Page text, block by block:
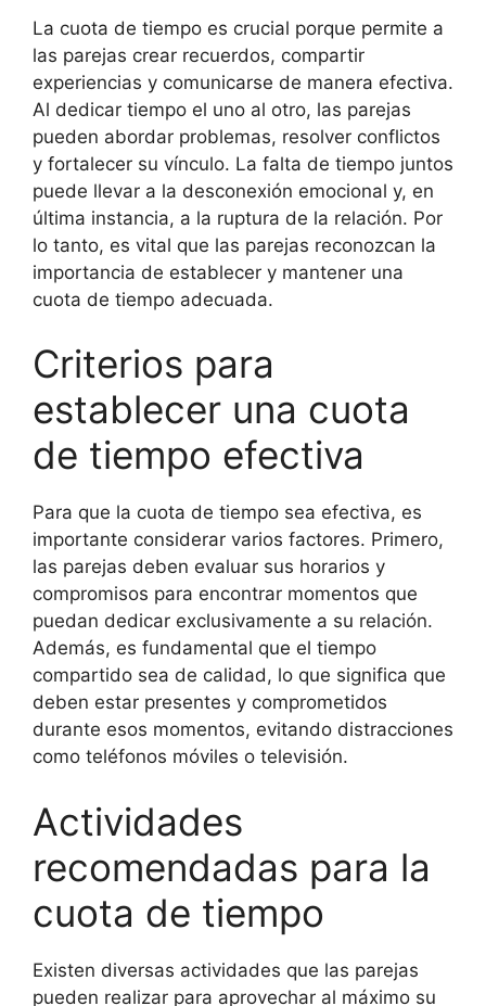
La cuota de tiempo es crucial porque permite a
las parejas crear recuerdos, compartir
experiencias y comunicarse de manera efectiva.
Al dedicar tiempo el uno al otro, las parejas
pueden abordar problemas, resolver conflictos
y fortalecer su vínculo. La falta de tiempo juntos
puede llevar a la desconexión emocional y, en
última instancia, a la ruptura de la relación. Por
lo tanto, es vital que las parejas reconozcan la
importancia de establecer y mantener una
cuota de tiempo adecuada.
Criterios para
establecer una cuota
de tiempo efectiva
Para que la cuota de tiempo sea efectiva, es
importante considerar varios factores. Primero,
las parejas deben evaluar sus horarios y
compromisos para encontrar momentos que
puedan dedicar exclusivamente a su relación.
Además, es fundamental que el tiempo
compartido sea de calidad, lo que significa que
deben estar presentes y comprometidos
durante esos momentos, evitando distracciones
como teléfonos móviles o televisión.
Actividades
recomendadas para la
cuota de tiempo
Existen diversas actividades que las parejas
pueden realizar para aprovechar al máximo su